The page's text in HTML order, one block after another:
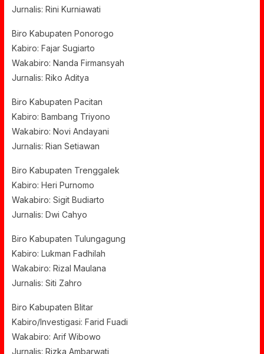
Jurnalis: Rini Kurniawati
Biro Kabupaten Ponorogo
Kabiro: Fajar Sugiarto
Wakabiro: Nanda Firmansyah
Jurnalis: Riko Aditya
Biro Kabupaten Pacitan
Kabiro: Bambang Triyono
Wakabiro: Novi Andayani
Jurnalis: Rian Setiawan
Biro Kabupaten Trenggalek
Kabiro: Heri Purnomo
Wakabiro: Sigit Budiarto
Jurnalis: Dwi Cahyo
Biro Kabupaten Tulungagung
Kabiro: Lukman Fadhilah
Wakabiro: Rizal Maulana
Jurnalis: Siti Zahro
Biro Kabupaten Blitar
Kabiro/Investigasi: Farid Fuadi
Wakabiro: Arif Wibowo
Jurnalis: Rizka Ambarwati